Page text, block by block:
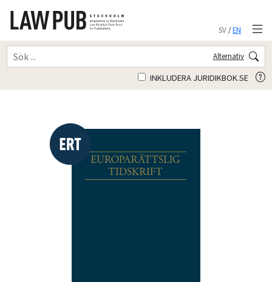
SV/EN
Alternativ
INKLUDERA JURIDIKBOK.SE